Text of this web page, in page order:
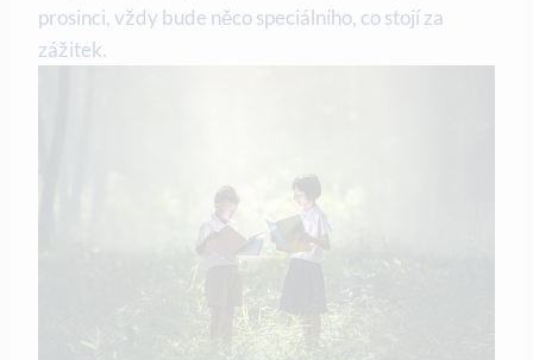
prosinci, vždy bude něco speciálního, co stojí za
zážitek.